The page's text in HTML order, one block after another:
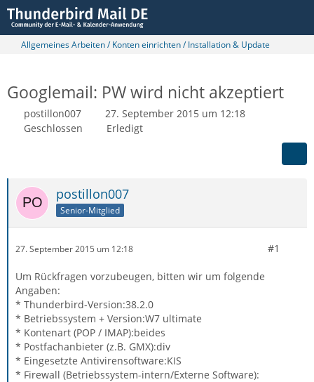
Allgemeines Arbeiten / Konten einrichten / Installation & Update
Googlemail: PW wird nicht akzeptiert
postillon007
27. September 2015 um 12:18
Geschlossen
Erledigt
postillon007
Senior-Mitglied
27. September 2015 um 12:18 #1
Um Rückfragen vorzubeugen, bitten wir um folgende
Angaben:
* Thunderbird-Version:38.2.0
* Betriebssystem + Version:W7 ultimate
* Kontenart (POP / IMAP):beides
* Postfachanbieter (z.B. GMX):div
* Eingesetzte Antivirensoftware:KIS
* Firewall (Betriebssystem-intern/Externe Software):